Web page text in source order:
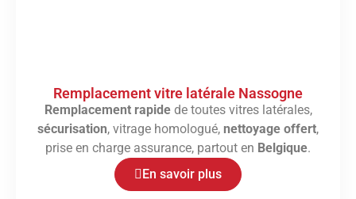
Remplacement vitre latérale Nassogne
Remplacement rapidede toutes vitres latérales,
sécurisation, vitrage homologué, nettoyage offert,
prise en charge assurance, partout en Belgique.
En savoir plus